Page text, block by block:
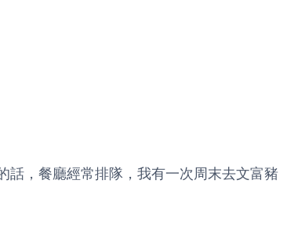
話，餐廳經常排隊，我有一次周末去文富豬